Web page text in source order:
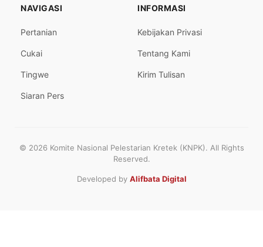
NAVIGASI
Pertanian
Cukai
Tingwe
Siaran Pers
INFORMASI
Kebijakan Privasi
Tentang Kami
Kirim Tulisan
© 2026 Komite Nasional Pelestarian Kretek (KNPK). All Rights
Reserved.
Developed by Alifbata Digital